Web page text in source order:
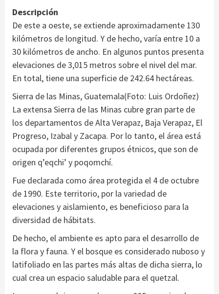
Descripción
De este a oeste, se extiende aproximadamente 130
kilómetros de longitud. Y de hecho, varía entre 10 a
30 kilómetros de ancho. En algunos puntos presenta
elevaciones de 3,015 metros sobre el nivel del mar.
En total, tiene una superficie de 242.64 hectáreas.
Sierra de las Minas, Guatemala(Foto: Luis Ordoñez)
La extensa Sierra de las Minas cubre gran parte de
los departamentos de Alta Verapaz, Baja Verapaz, El
Progreso, Izabal y Zacapa. Por lo tanto, el área está
ocupada por diferentes grupos étnicos, que son de
origen q’eqchi’ y poqomchí.
Fue declarada como área protegida el 4 de octubre
de 1990. Este territorio, por la variedad de
elevaciones y aislamiento, es beneficioso para la
diversidad de hábitats.
De hecho, el ambiente es apto para el desarrollo de
la flora y fauna. Y el bosque es considerado nuboso y
latifoliado en las partes más altas de dicha sierra, lo
cual crea un espacio saludable para el quetzal.